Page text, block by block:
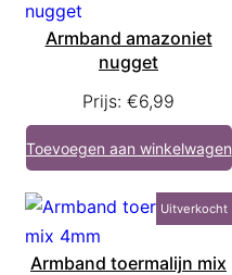
Armband amazoniet
nugget
Prijs: €6,99
Toevoegen aan winkelwagen
Uitverkocht
Armband toermalijn mix